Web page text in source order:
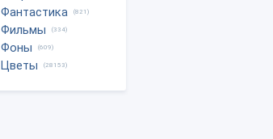
Фантастика (821)
Фильмы (334)
Фоны (609)
Цветы (28153)